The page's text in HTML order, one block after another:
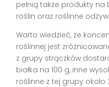
pełnią także produkty na
roślin oraz roślinne
Warto wiedzieć, że
roślinnej jest
z grupy strączków
białka na 100 g, inne
roślinne z tej grupy około